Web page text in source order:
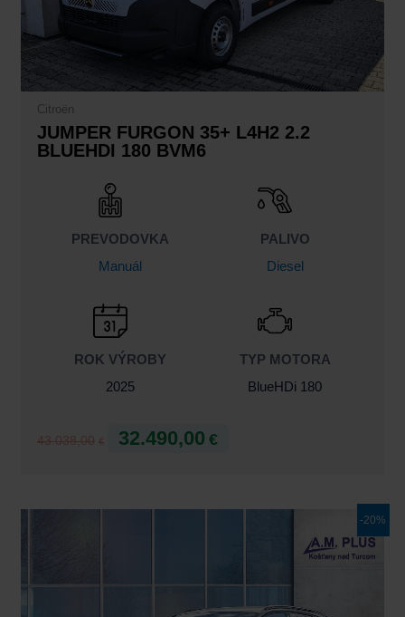
Citroën
JUMPER FURGON 35+ L4H2 2.2
BLUEHDI 180 BVM6
PREVODOVKA
Manuál
PALIVO
Diesel
ROK VÝROBY
2025
TYP MOTORA
BlueHDi 180
43.038,00 € 32.490,00 €
-20%